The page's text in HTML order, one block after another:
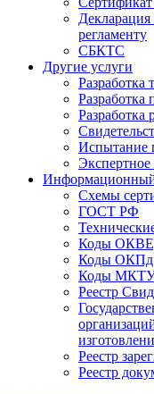
Декларация
регламенту
СБКТС
Другие услуги
Разработка
Разработка
Разработка
Испытание
Экспертное
Информационный
Схемы
ГОСТ РФ
Коды
Коды ОКПд
Коды
Реестр
Реестр
Реестр